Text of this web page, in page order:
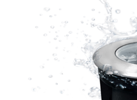
Riel Magnético